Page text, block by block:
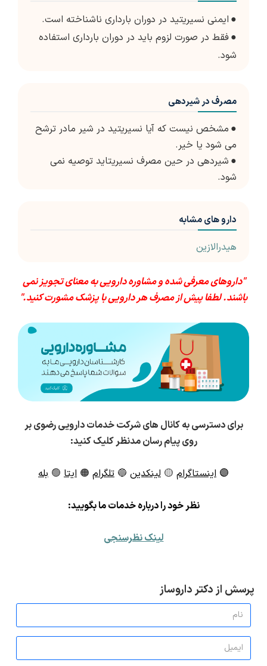
● ایمنی نسیریتید در دوران بارداری ناشناخته است.
●فقط در صورت لزوم باید در دوران بارداری استفاده
شود.
مصرف در شیردهی
● مشخص نیست که آیا نسیریتید در شیر مادر ترشح
می شود یا خیر.
● شیردهی در حین مصرف نسیریتاید توصیه نمی
شود.
دارو های مشابه
هیدرالازین
"داروهای معرفی شده و مشاوره دارویی به معنای تجویز نمی
باشند. لطفا پیش از مصرف هر دارویی با پزشک مشورت کنید."
برای دسترسی به کانال های شرکت خدمات دارویی رضوی بر
روی پیام رسان مدنظر کلیک کنید:
🟣 اینستاگرام 🟡 لینکدین 🔵 تلگرام 🟠 ایتا 🟢 بله
نظر خود را درباره خدمات ما بگویید:
لینک نظرسنجی
پرسش از دکتر داروساز